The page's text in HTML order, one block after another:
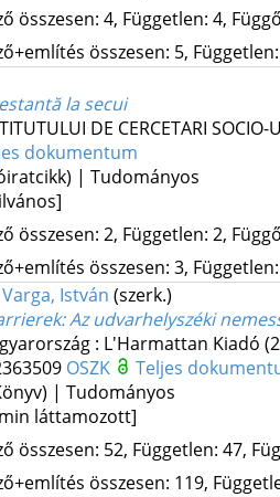
összesen: 4, Független: 4,
összesen: 5,
la secui
DE CERCETARI SOCIO-
dokumentum
| Tudományos
összesen: 2, Független: 2,
összesen: 3,
Varga, István (szerk.)
: Az udvarhelyszéki
: L'Harmattan Kiadó
OSZK
Teljes
| Tudományos
láttamozott]
összesen: 52, Független: 47,
összesen: 119,